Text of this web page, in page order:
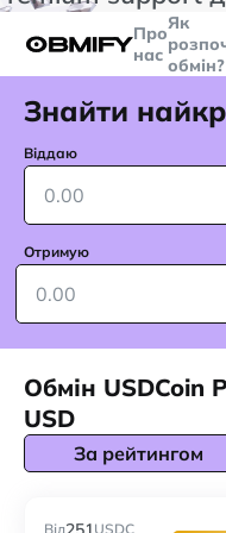
більше
Про
нас
Як
обмін?
Знайти
Віддаю
Отримую
Обмін USDCoin
USD
За рейтингом
Від USDC